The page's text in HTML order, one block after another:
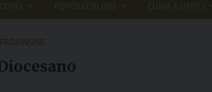
POPOLO DI DIO CURIA E UFFICI